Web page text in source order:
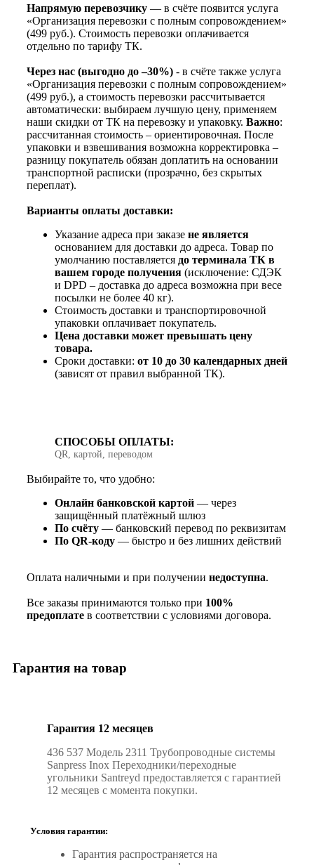
Напрямую перевозчику — в счёте появится услуга
«Организация перевозки с полным сопровождением»
(499 руб.). Стоимость перевозки оплачивается
отдельно по тарифу ТК.
Через нас (выгодно до –30%) - в счёте также услуга
«Организация перевозки с полным сопровождением»
(499 руб.), а стоимость перевозки рассчитывается
автоматически: выбираем лучшую цену, применяем
наши скидки от ТК на перевозку и упаковку. Важно:
рассчитанная стоимость – ориентировочная. После
упаковки и взвешивания возможна корректировка –
разницу покупатель обязан доплатить на основании
транспортной расписки (прозрачно, без скрытых
переплат).
Варианты оплаты доставки:
Указание адреса при заказе не является
основанием для доставки до адреса. Товар по
умолчанию поставляется до терминала ТК в
вашем городе получения (исключение: СДЭК
и DPD – доставка до адреса возможна при весе
посылки не более 40 кг).
Стоимость доставки и транспортировочной
упаковки оплачивает покупатель.
Цена доставки может превышать цену
товара.
Сроки доставки: от 10 до 30 календарных дней
(зависят от правил выбранной ТК).
СПОСОБЫ ОПЛАТЫ:
QR, картой, переводом
Выбирайте то, что удобно:
Онлайн банковской картой — через
защищённый платёжный шлюз
По счёту — банковский перевод по реквизитам
По QR‑коду — быстро и без лишних действий
Оплата наличными и при получении недоступна.
Все заказы принимаются только при 100%
предоплате в соответствии с условиями договора.
Гарантия на товар
Гарантия 12 месяцев
436 537 Модель 2311 Трубопроводные системы
Sanpress Inox Переходники/​переходные
угольники Santreyd предоставляется с гарантией
12 месяцев с момента покупки.
Условия гарантии:
Гарантия распространяется на